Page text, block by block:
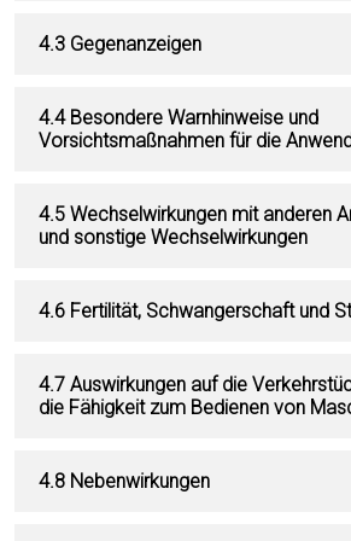
4.3 Gegenanzeigen
4.4 Besondere Warnhinweise und
Vorsichtsmaßnahmen für die
4.5 Wechselwirkungen mit anderen
und sonstige Wechselwirkungen
4.6 Fertilität, Schwangerschaft und
4.7 Auswirkungen auf die
die Fähigkeit zum Bedienen von
4.8 Nebenwirkungen